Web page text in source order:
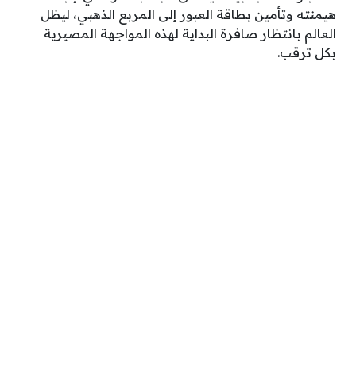
هيمنته وتأمين بطاقة العبور إلى المربع الذهبي، ليظل
العالم بانتظار صافرة البداية لهذه المواجهة المصيرية
بكل ترقب.